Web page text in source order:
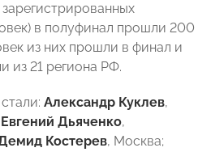
в полуфинал прошли 200
из них прошли в финал и
из 21 региона РФ.
Александр Куклев,
Евгений Дьяченко,
Костерев, Москва;